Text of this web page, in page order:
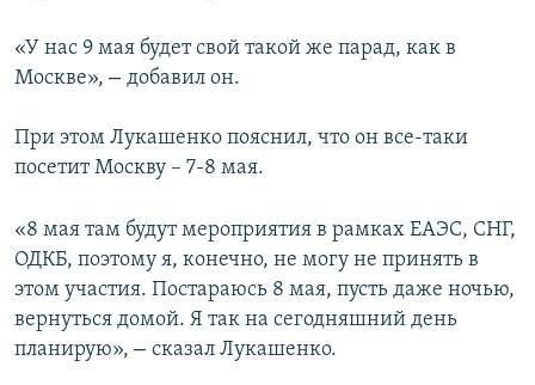
«У нас 9 мая будет свой такой же парад, как в
Москве», – добавил он.
При этом Лукашенко пояснил, что он все-таки
посетит Москву – 7-8 мая.
«8 мая там будут мероприятия в рамках ЕАЭС, СНГ,
ОДКБ, поэтому я, конечно, не могу не принять в
этом участия. Постараюсь 8 мая, пусть даже ночью,
вернуться домой. Я так на сегодняшний день
планирую», – сказал Лукашенко.